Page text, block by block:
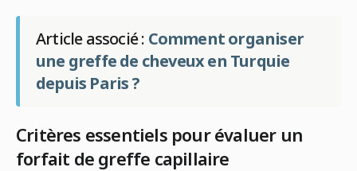
Article associé : Comment organiser
une greffe de cheveux en Turquie
depuis Paris ?
Critères essentiels pour évaluer un
forfait de greffe capillaire